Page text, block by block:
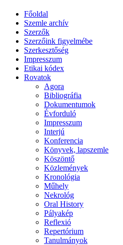
Főoldal
Szemle archív
Szerzők
Szerzőink figyelmébe
Szerkesztőség
Impresszum
Etikai kódex
Rovatok
Agora
Bibliográfia
Dokumentumok
Évforduló
Impresszum
Interjú
Konferencia
Könyvek, lapszemle
Köszöntő
Közlemények
Kronológia
Műhely
Nekrológ
Oral History
Pályakép
Reflexió
Repertórium
Tanulmányok